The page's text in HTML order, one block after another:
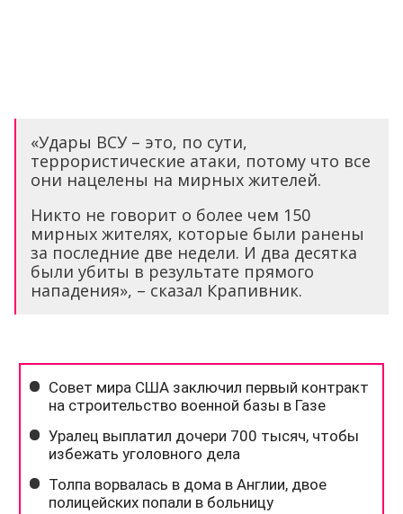
«Удары ВСУ – это, по сути,
террористические атаки, потому что все
они нацелены на мирных жителей.
Никто не говорит о более чем 150
мирных жителях, которые были ранены
за последние две недели. И два десятка
были убиты в результате прямого
нападения», – сказал Крапивник.